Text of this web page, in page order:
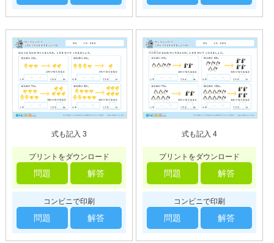
式も記入 3
プリントをダウンロード
問題 解答
コンビニで印刷
問題 解答
式も記入 4
プリントをダウンロード
問題 解答
コンビニで印刷
問題 解答